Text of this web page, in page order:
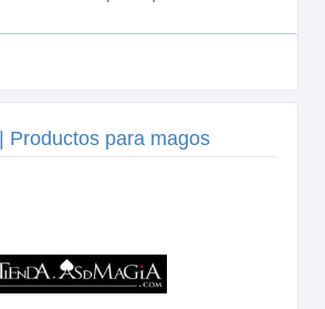
Productos para magos